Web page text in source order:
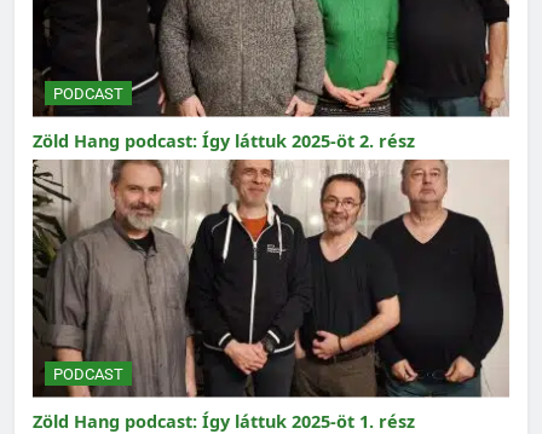
PODCAST
Zöld Hang podcast: Így láttuk 2025-öt 2. rész
PODCAST
Zöld Hang podcast: Így láttuk 2025-öt 1. rész